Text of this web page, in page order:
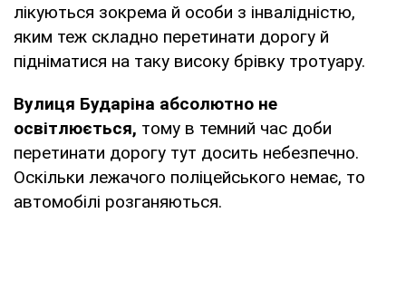
лікуються зокрема й особи з інвалідністю,
яким теж складно перетинати дорогу й
підніматися на таку високу брівку тротуару.
Вулиця Бударіна абсолютно не
освітлюється, тому в темний час доби
перетинати дорогу тут досить небезпечно.
Оскільки лежачого поліцейського немає, то
автомобілі розганяються.